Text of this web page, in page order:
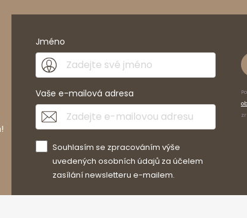
Jméno
Vaše e-mailová adresa
Souhlasím se zpracováním výše
uvedených osobních údajů za účelem
zasílání newsletteru e-mailem.